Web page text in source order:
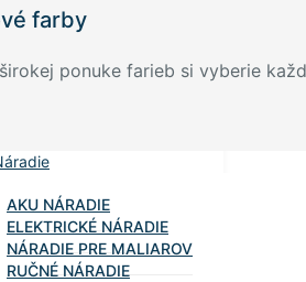
farby
ponuke farieb si vyberie
AKU NÁRADIE
ELEKTRICKÉ NÁRADIE
NÁRADIE PRE MALIAROV
RUČNÉ NÁRADIE